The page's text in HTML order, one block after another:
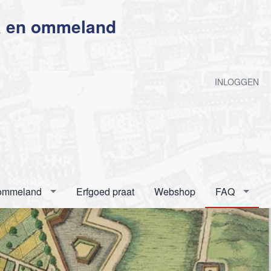
ommeland
INLOGGEN
Erfgoed praat Webshop FAQ